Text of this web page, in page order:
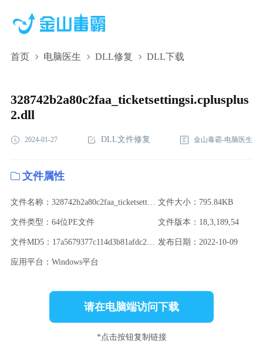
首页 电脑医生 DLL修复 DLL下载
328742b2a80c2faa_ticketsettingsi.cplusplus
2.dll
2024-01-27 DLL文件修复 金山毒霸-电脑医生
文件属性
文件名称：328742b2a80c2faa_ticketsettingsi.cplusplus2.dll 文件大小：795.84KB
文件类型：64位PE文件 文件版本：18,3,189,54
文件MD5：17a5679377c114d3b81afdc201baaa56 发布日期：2022-10-09
应用平台：Windows平台
请在电脑端访问下载
*点击按钮复制链接